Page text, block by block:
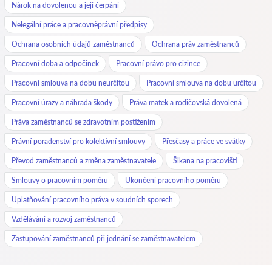
Nárok na dovolenou a její čerpání
Nelegální práce a pracovněprávní předpisy
Ochrana osobních údajů zaměstnanců Ochrana práv zaměstnanců
Pracovní doba a odpočinek Pracovní právo pro cizince
Pracovní smlouva na dobu neurčitou Pracovní smlouva na dobu určitou
Pracovní úrazy a náhrada škody Práva matek a rodičovská dovolená
Práva zaměstnanců se zdravotním postižením
Právní poradenství pro kolektivní smlouvy Přesčasy a práce ve svátky
Převod zaměstnanců a změna zaměstnavatele Šikana na pracovišti
Smlouvy o pracovním poměru Ukončení pracovního poměru
Uplatňování pracovního práva v soudních sporech
Vzdělávání a rozvoj zaměstnanců
Zastupování zaměstnanců při jednání se zaměstnavatelem